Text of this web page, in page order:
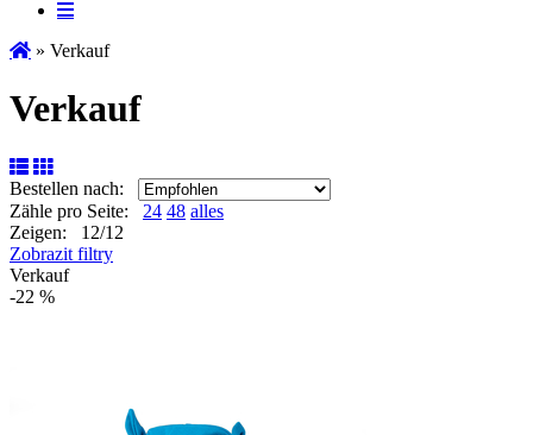
» Verkauf
Verkauf
Bestellen nach:
Zähle pro Seite: 24 48 alles
Zeigen: 12/12
Zobrazit filtry
Verkauf
-22 %